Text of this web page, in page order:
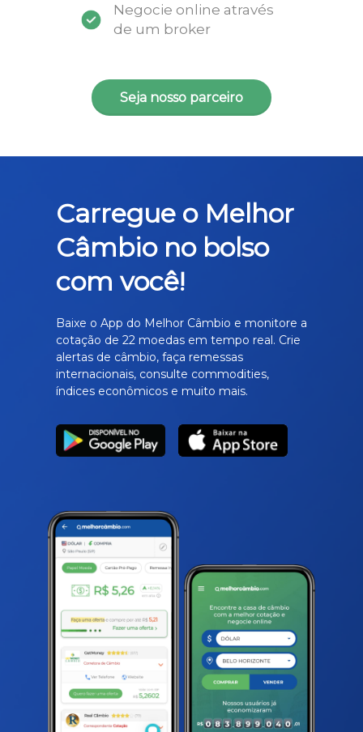
Negocie online através
de um broker
Seja nosso parceiro
Carregue o Melhor
Câmbio no bolso
com você!
Baixe o App do Melhor Câmbio e monitore a
cotação de 22 moedas em tempo real. Crie
alertas de câmbio, faça remessas
internacionais, consulte commodities,
índices econômicos e muito mais.